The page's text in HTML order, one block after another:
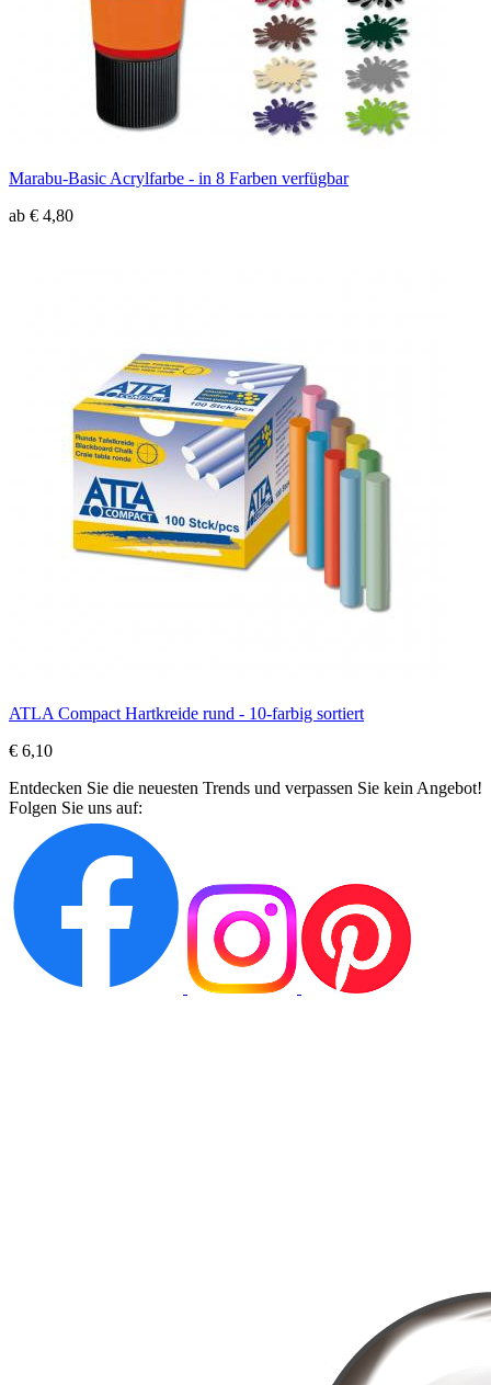
Marabu-Basic Acrylfarbe - in 8 Farben verfügbar
ab € 4,80
ATLA Compact Hartkreide rund - 10-farbig sortiert
€ 6,10
Entdecken Sie die neuesten Trends und verpassen Sie kein Angebot!
Folgen Sie uns auf: